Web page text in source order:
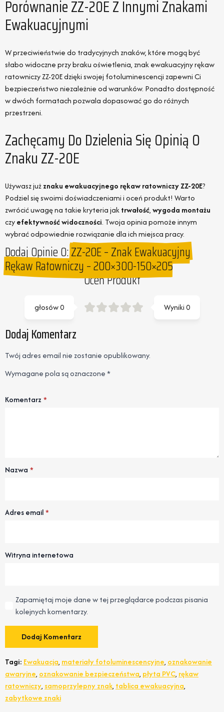
Porównanie ZZ-20E Z Innymi Znakami
Ewakuacyjnymi
W przeciwieństwie do tradycyjnych znaków, które mogą być
słabo widoczne przy braku oświetlenia, znak ewakuacyjny rękaw
ratowniczy ZZ-20E dzięki swojej fotoluminescencji zapewni Ci
bezpieczeństwo niezależnie od warunków. Ponadto dostępność
w dwóch formatach pozwala dopasować go do różnych
przestrzeni.
Zachęcamy Do Dzielenia Się Opinią O
Znaku ZZ-20E
Używasz jużznaku ewakuacyjnego rękaw ratowniczy ZZ-20E?
Podziel się swoimi doświadczeniami i oceń produkt! Warto
zwrócić uwagę na takie kryteria jaktrwałość,wygoda montażu
czyefektywność widoczności. Twoja opinia pomoże innym
wybrać odpowiednie rozwiązanie dla ich miejsca pracy.
Dodaj Opinie O:ZZ-20E – Znak Ewakuacyjny
Rękaw Ratowniczy – 200×300-150×205
Oceń Produkt
Wyniki0
głosów0
Dodaj Komentarz
Twój adres email nie zostanie opublikowany.
Wymagane pola są oznaczone*
Komentarz *
Nazwa *
Adres email*
Witryna internetowa
Zapamiętaj moje dane w tej przeglądarce podczas pisania
kolejnych komentarzy.
Tagi: Ewakuacja, materiały fotoluminescencyjne, oznakowanie
awaryjne, oznakowanie bezpieczeństwa, płyta PVC, rękaw
ratowniczy, samoprzylepny znak, tablica ewakuacyjna,
zabytkowe znaki